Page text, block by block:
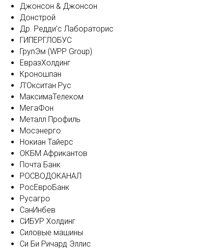
Джонсон & Джонсон
Донстрой
Др. Редди'с Лабораторис
ГИПЕРГЛОБУС
ГрупЭм (WPP Group)
ЕвразХолдинг
Кроношпан
Л'Окситан Рус
МаксимаТелеком
МегаФон
Металл Профиль
Мосэнерго
Нокиан Тайерс
ОКБМ Африкантов
Почта Банк
РОСВОДОКАНАЛ
РосЕвроБанк
Русагро
СанИнбев
СИБУР Холдинг
Силовые машины
Си Би Ричард Эллис